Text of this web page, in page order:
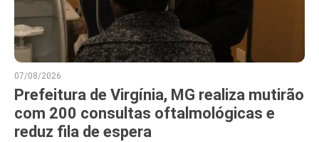
07/08/2026
Prefeitura de Virgínia, MG realiza mutirão
com 200 consultas oftalmológicas e
reduz fila de espera